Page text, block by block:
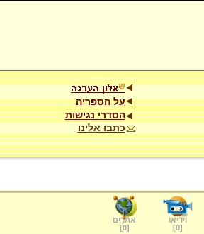
על הספריה
הסדרי נגישות
כתבו אלינו
וידיאו
[
0
]
אתרים
[
0
]